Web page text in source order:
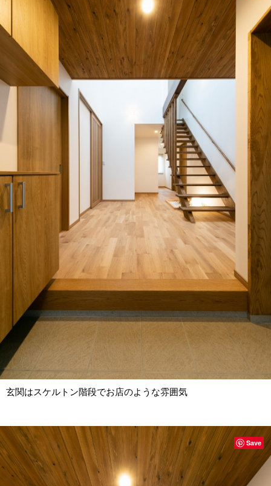
玄関はスケルトン階段でお店のような雰囲気
Save